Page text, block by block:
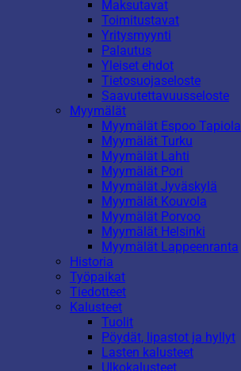
Maksutavat
Toimitustavat
Yritysmyynti
Palautus
Yleiset ehdot
Tietosuojaseloste
Saavutettavuusseloste
Myymälät
Myymälät Espoo Tapiola
Myymälät Turku
Myymälät Lahti
Myymälät Pori
Myymälät Jyväskylä
Myymälät Kouvola
Myymälät Porvoo
Myymälät Helsinki
Myymälät Lappeenranta
Historia
Työpaikat
Tiedotteet
Kalusteet
Tuolit
Pöydät, lipastot ja hyllyt
Lasten kalusteet
Ulkokalusteet